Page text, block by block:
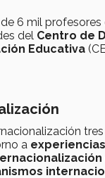
6 mil profesores
del Centro de
Educativa
a